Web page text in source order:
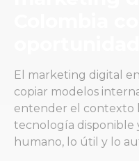
El marketing digital
copiar modelos
entender el contexto
tecnología disponible
humano, lo útil y lo